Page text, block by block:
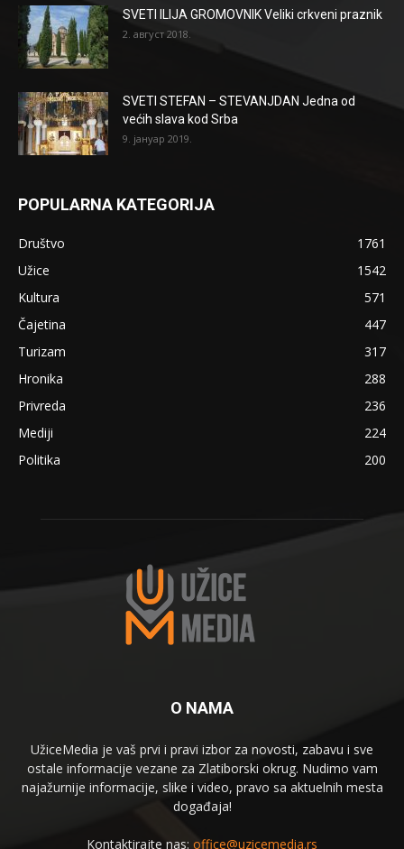
SVETI ILIJA GROMOVNIK Veliki crkveni praznik
2. август 2018.
SVETI STEFAN – STEVANJDAN Jedna od
većih slava kod Srba
9. јануар 2019.
POPULARNA KATEGORIJA
Društvo
1761
Užice
1542
Kultura
571
Čajetina
447
Turizam
317
Hronika
288
Privreda
236
Mediji
224
Politika
200
O NAMA
UžiceMedia je vaš prvi i pravi izbor za novosti, zabavu i sve
ostale informacije vezane za Zlatiborski okrug. Nudimo vam
najažurnije informacije, slike i video, pravo sa aktuelnih mesta
događaja!
Kontaktirajte nas: office@uzicemedia.rs